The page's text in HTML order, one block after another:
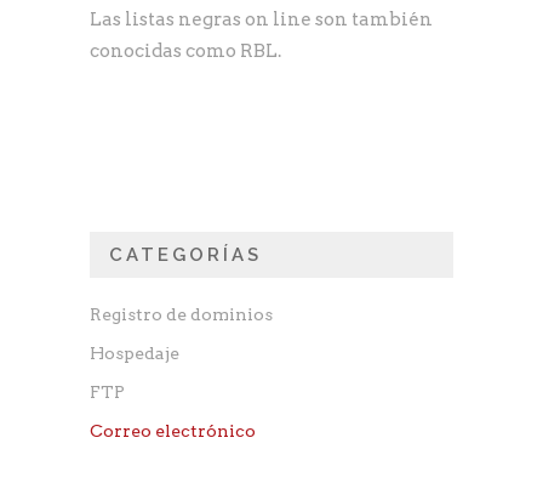
Las listas negras on line son también
conocidas como RBL.
CATEGORÍAS
Registro de dominios
Hospedaje
FTP
Correo electrónico